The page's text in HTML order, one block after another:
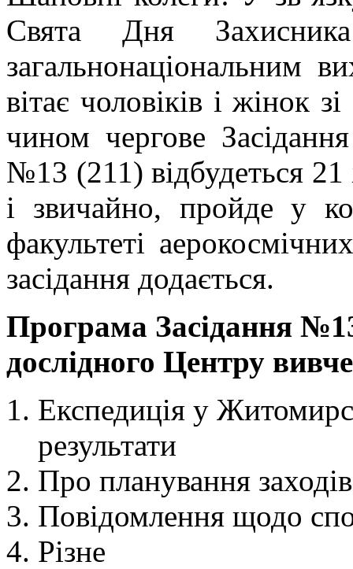
Свята Дня
вітає чоловіків і жінок
чином чергове
№13 (211) відбудеться 21
і звичайно, пройде
факультеті
засідання додається.
Програма Засідання №
дослідного Центру
Експедиція у
результати
Про планування
Повідомлення щодо
Різне